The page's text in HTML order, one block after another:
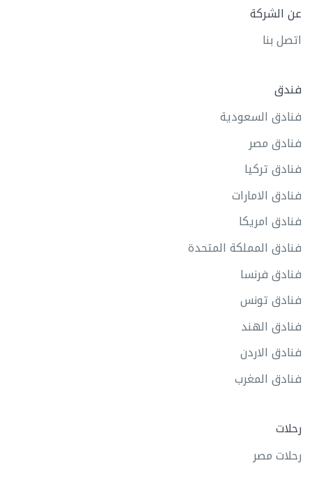
عن الشركة
اتصل بنا
فندق
فنادق السعودية
فنادق مصر
فنادق تركيا
فنادق الامارات
فنادق امريكا
فنادق المملكة المتحدة
فنادق فرنسا
فنادق تونس
فنادق الهند
فنادق الاردن
فنادق المغرب
رحلات
رحلات مصر